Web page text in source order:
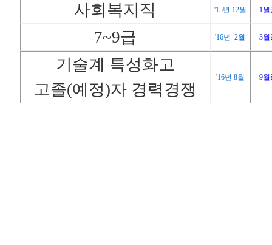
사회복지직 '15년 12월 1월
7~9급 '16년 2월 3월
기술계 특성화고
고졸(예정)자 경력경쟁
'16년 8월 9월